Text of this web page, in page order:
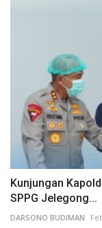
Kunjungan
SPPG Jelegong...
DARSONO BUDIMAN